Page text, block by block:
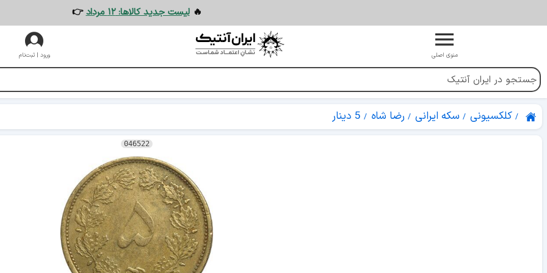
🔥لیست جدید کالاها: ۱۲ مرداد 👉
منوی اصلی ورود | ثبت‌نام
کلکسیونی سکه ایرانی رضا شاه 5 دینار
046522